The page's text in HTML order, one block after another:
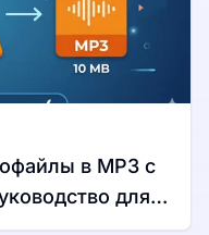
в MP3 с
для